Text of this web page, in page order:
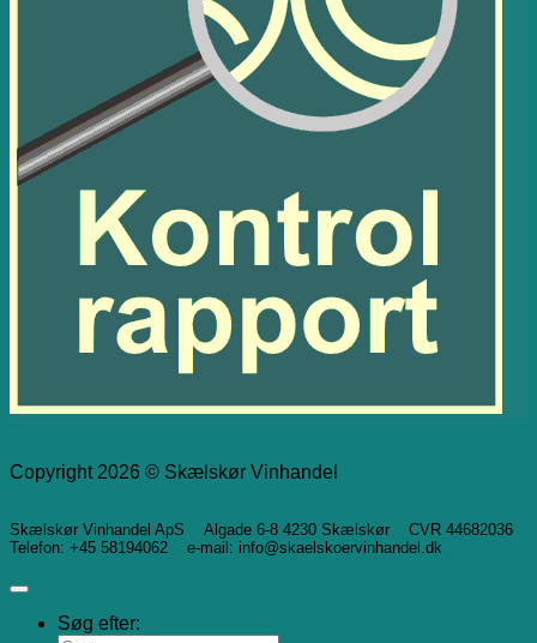
Copyright 2026 © Skælskør Vinhandel
Skælskør Vinhandel ApS Algade 6-8 4230 Skælskør CVR 44682036
Telefon: +45 58194062 e-mail: info@skaelskoervinhandel.dk
Søg efter: